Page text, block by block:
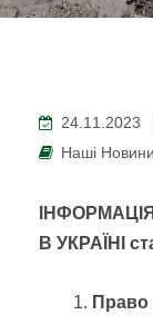
24.11.2023
Наші Новини
В УКРАЇНІ
Право